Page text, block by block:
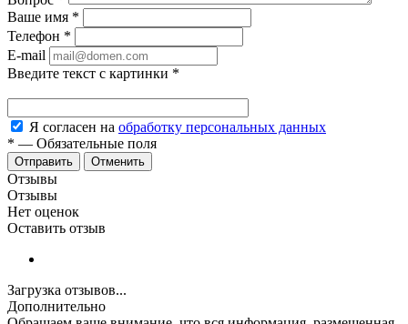
Ваше имя *
Телефон *
E-mail
Введите текст с картинки *
Я согласен на обработку персональных данных
* — Обязательные поля
Отменить
Отзывы
Отзывы
Нет оценок
Оставить отзыв
Загрузка отзывов...
Дополнительно